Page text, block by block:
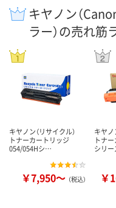
キヤノン（
ラー）の売れ筋
キヤノン（リサイクル）
トナーカートリッジ
054/054Hシ…
￥7,950～ （税込）
キヤノ
トナ
シリー
￥